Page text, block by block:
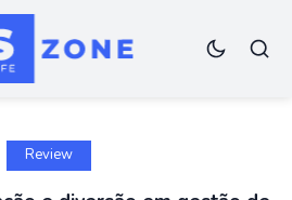
Review